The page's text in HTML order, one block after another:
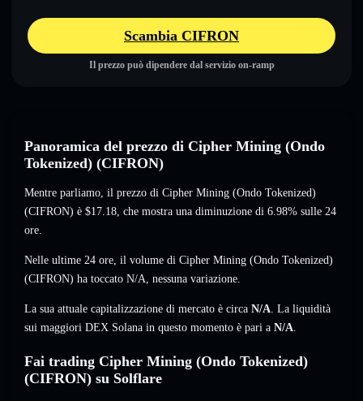
Scambia CIFRON
Il prezzo può dipendere dal servizio on-ramp
Panoramica del prezzo di Cipher Mining (Ondo
Tokenized) (CIFRON)
Mentre parliamo, il prezzo di Cipher Mining (Ondo Tokenized)
(CIFRON) è $17.18, che mostra una diminuzione di 6.98% sulle 24
ore.
Nelle ultime 24 ore, il volume di Cipher Mining (Ondo Tokenized)
(CIFRON) ha toccato N/A, nessuna variazione.
La sua attuale capitalizzazione di mercato è circa N/A. La liquidità
sui maggiori DEX Solana in questo momento è pari a N/A.
Fai trading Cipher Mining (Ondo Tokenized)
(CIFRON) su Solflare